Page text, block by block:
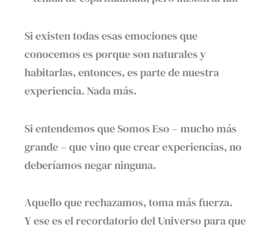
Si existen todas esas emociones que
conocemos es porque son naturales y
habitarlas, entonces, es parte de nuestra
experiencia. Nada más.
Si entendemos que Somos Eso – mucho más
grande – que vino que crear experiencias, no
deberíamos negar ninguna.
Aquello que rechazamos, toma más fuerza.
Y ese es el recordatorio del Universo para que